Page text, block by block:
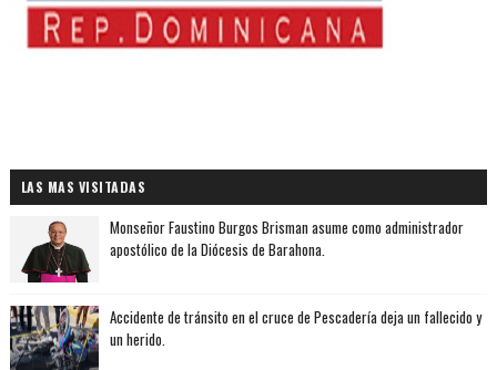
LAS MAS VISITADAS
Monseñor Faustino Burgos Brisman asume como administrador
apostólico de la Diócesis de Barahona.
Accidente de tránsito en el cruce de Pescadería deja un fallecido y
un herido.